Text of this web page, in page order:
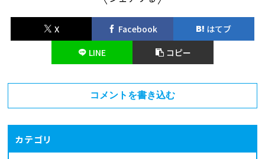
X Facebook
はてブ
LINE
コピー
コメントを書き込む
カテゴリ